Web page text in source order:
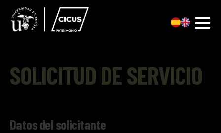
SOLICITUD DE SERVICIO
Datos del solicitante